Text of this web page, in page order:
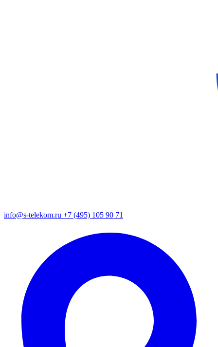
info@s-telekom.ru +7 (495) 105 90 71